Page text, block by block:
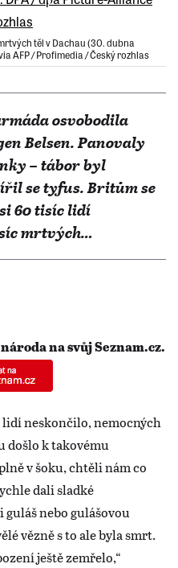
těl v Dachau (30. dubna
AFP / Profimedia / Český rozhlas
osvobodila
Belsen. Panovaly
– tábor byl
se tyfus. Britům se
60 tisíc lidí
mrtvých…
na svůj Seznam.cz.
neskončilo, nemocných
došlo k takovému
v šoku, chtěli nám co
dali sladké
nebo gulášovou
vězně s to ale byla smrt.
ještě zemřelo,“